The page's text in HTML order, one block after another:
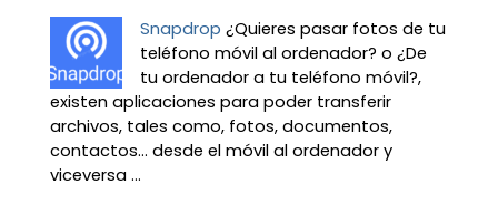
Snapdrop ¿Quieres pasar fotos de tu
teléfono móvil al ordenador? o ¿De
tu ordenador a tu teléfono móvil?,
existen aplicaciones para poder transferir
archivos, tales como, fotos, documentos,
contactos… desde el móvil al ordenador y
viceversa ...